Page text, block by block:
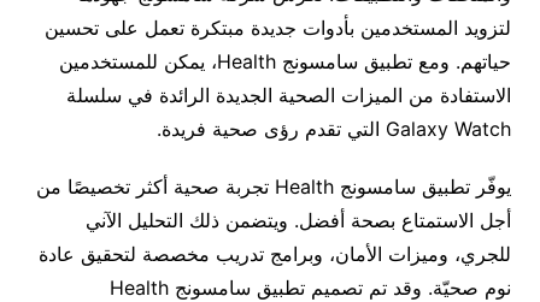
لتزويد المستخدمين بأدوات جديدة مبتكرة تعمل على تحسين
حياتهم. ومع تطبيق سامسونج Health، يمكن للمستخدمين
الاستفادة من الميزات الصحية الجديدة الرائدة في سلسلة
Galaxy Watch التي تقدم رؤى صحية فريدة.
يوفّر تطبيق سامسونج Health تجربة صحية أكثر تخصيصًا من
أجل الاستمتاع بصحة أفضل. ويتضمن ذلك التحليل الآني
للجري، وميزات الأمان، وبرامج تدريب مخصصة لتحقيق عادة
نوم صحيّة. وقد تم تصميم تطبيق سامسونج Health